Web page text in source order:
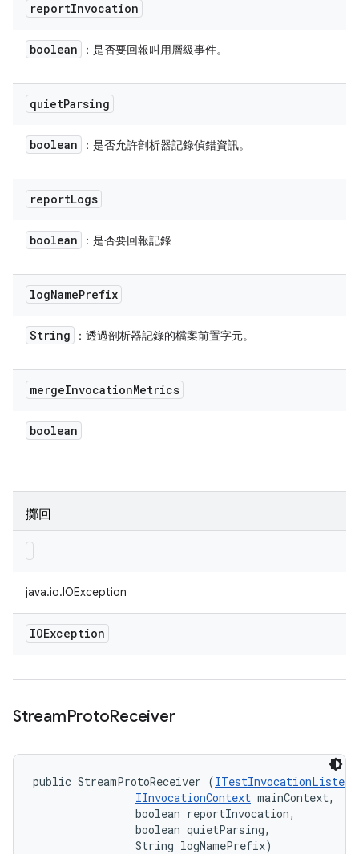
reportInvocation
boolean ：是否要回報叫用層級事件。
quietParsing
boolean ：是否允許剖析器記錄偵錯資訊。
reportLogs
boolean ：是否要回報記錄
logNamePrefix
String ：透過剖析器記錄的檔案前置字元。
mergeInvocationMetrics
boolean
擲回
java.io.IOException
IOException
StreamProtoReceiver
public StreamProtoReceiver (
IInvocationContext mainContext,
                boolean reportInvocation,
                boolean quietParsing,
                String logNamePrefix)